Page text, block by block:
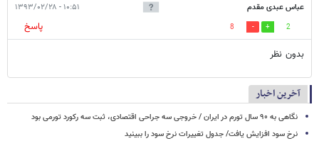
عباس عبدی مقدم ۱۰:۵۱ - ۱۳۹۳/۰۲/۲۸
2
8
پاسخ
بدون نظر
آخرین اخبار
نگاهی به ۹۰ سال تورم در ایران / خروجی سه جراحی اقتصادی، ثبت سه رکورد تورمی بود
نرخ سود افزایش یافت/ جدول تغییرات نرخ سود را ببینید